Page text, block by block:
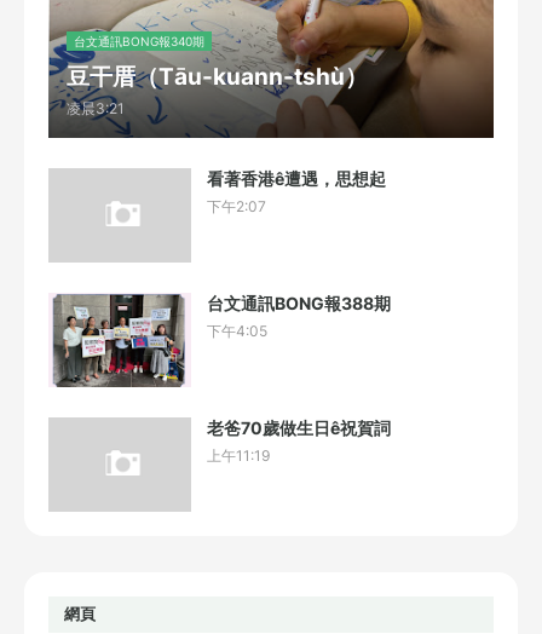
台文通訊BONG報340期
豆干厝（Tāu-kuann-tshù）
凌晨3:21
看著香港ê遭遇，思想起
下午2:07
台文通訊BONG報388期
下午4:05
老爸70歲做生日ê祝賀詞
上午11:19
網頁